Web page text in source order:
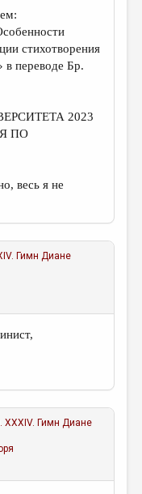
стихотворения
в переводе Бр.
2023
ПО
весь я не
Гимн Диане
XXXIV. Гимн Диане